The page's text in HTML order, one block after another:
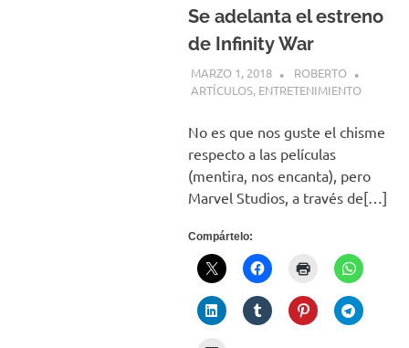
Se adelanta el estreno
de Infinity War
MARZO 1, 2018
ROBERTO
ARTÍCULOS, ENTRETENIMIENTO
No es que nos guste el chisme
respecto a las películas
(mentira, nos encanta), pero
Marvel Studios, a través de[…]
Compártelo: